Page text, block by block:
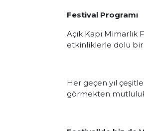
Festival Programı
Açık Kapı
etkinliklerle dolu
Her geçen yıl
görmekten